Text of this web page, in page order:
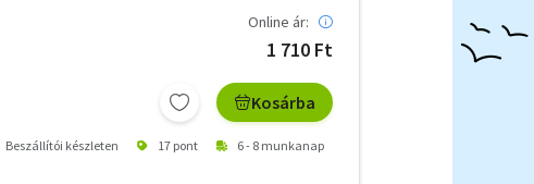
Online ár:
1 710 Ft
Kosárba
Beszállítói készleten 17 pont 6 - 8 munkanap